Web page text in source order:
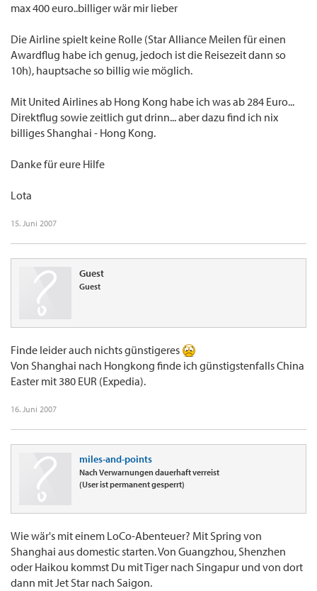
max 400 euro..billiger wär mir lieber
Die Airline spielt keine Rolle (Star Alliance Meilen für einen
Awardflug habe ich genug, jedoch ist die Reisezeit dann so
10h), hauptsache so billig wie möglich.
Mit United Airlines ab Hong Kong habe ich was ab 284 Euro...
Direktflug sowie zeitlich gut drinn... aber dazu find ich nix
billiges Shanghai - Hong Kong.
Danke für eure Hilfe
Lota
15. Juni 2007
Guest
Guest
Finde leider auch nichts günstigeres
Von Shanghai nach Hongkong finde ich günstigstenfalls China
Easter mit 380 EUR (Expedia).
16. Juni 2007
miles-and-points
Nach Verwarnungen dauerhaft verreist
(User ist permanent gesperrt)
Wie wär's mit einem LoCo-Abenteuer? Mit Spring von
Shanghai aus domestic starten. Von Guangzhou, Shenzhen
oder Haikou kommst Du mit Tiger nach Singapur und von dort
dann mit Jet Star nach Saigon.